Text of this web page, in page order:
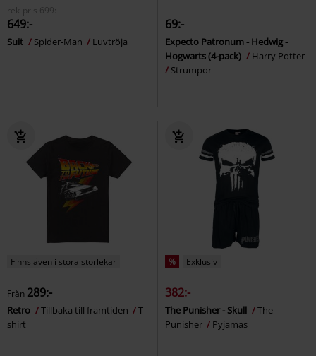
rek-pris
699:-
649:-
Suit Spider-Man Luvtröja
69:-
Expecto Patronum - Hedwig -
Hogwarts (4-pack)
Harry Potter
Strumpor
Finns även i stora storlekar
Från 289:-
Retro Tillbaka till framtiden
T-
shirt
% Exklusiv
382:-
The Punisher - Skull
The
Punisher
Pyjamas